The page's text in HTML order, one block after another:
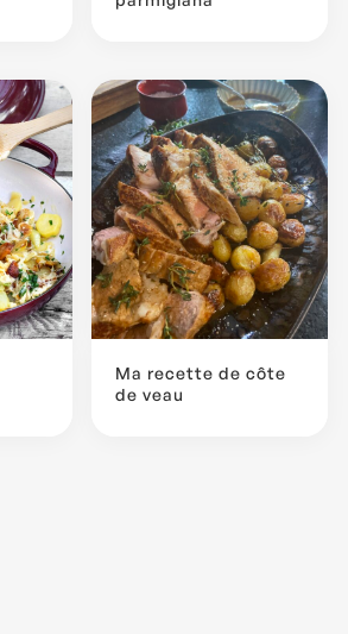
Ma recette de côte
de veau